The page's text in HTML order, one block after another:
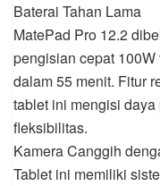
Baterai Tahan Lama
MatePad Pro 12.2
pengisian cepat
dalam 55 menit. Fitur
tablet ini mengisi
fleksibilitas.
Kamera Canggih
Tablet ini memiliki